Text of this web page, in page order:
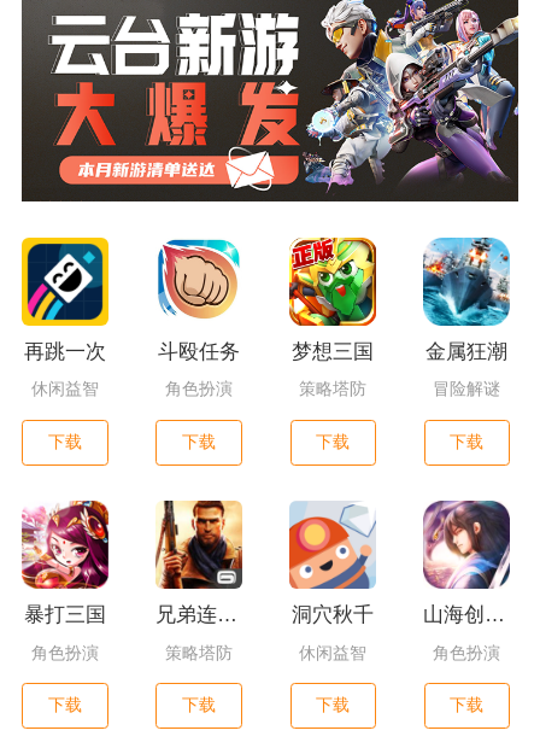
再跳一次
休闲益智
下载
斗殴任务
角色扮演
下载
梦想三国
策略塔防
下载
金属狂潮
冒险解谜
下载
暴打三国
角色扮演
下载
兄弟连3：战争之子
策略塔防
下载
洞穴秋千
休闲益智
下载
山海创世录一剑天逆
角色扮演
下载